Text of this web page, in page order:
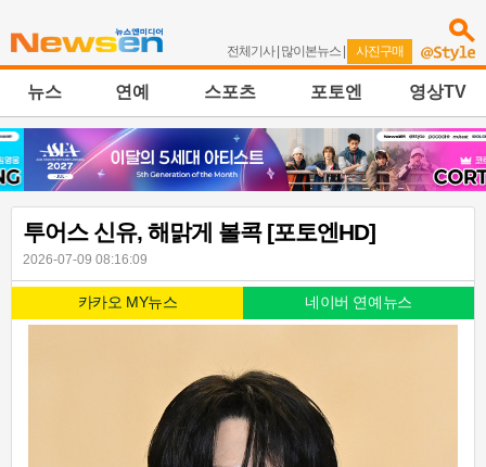
전체기사| 많이본뉴스 | 사진구매
뉴스 연예 스포츠 포토엔 영상TV
투어스 신유, 해맑게 볼콕 [포토엔HD]
2026-07-09 08:16:09
카카오 MY뉴스 네이버 연예뉴스